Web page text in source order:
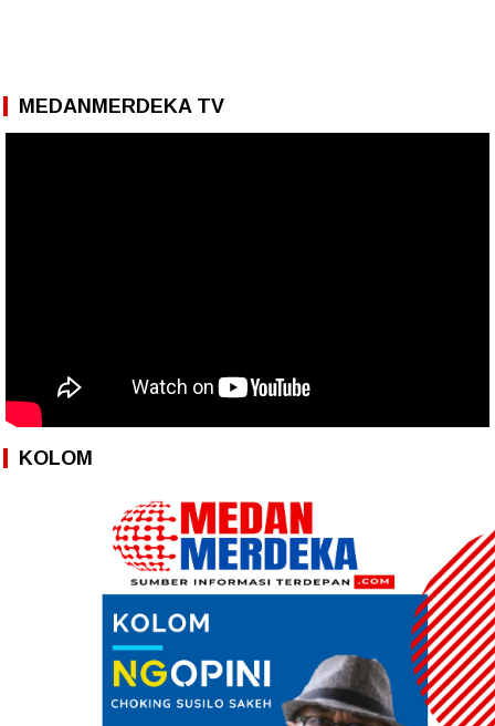
MEDANMERDEKA TV
KOLOM